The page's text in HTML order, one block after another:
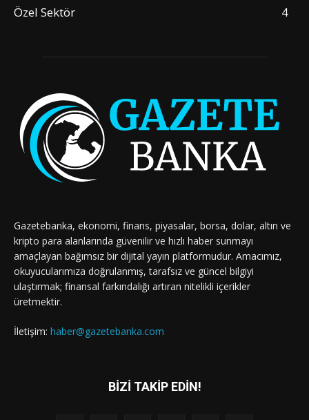
Özel Sektör
4
Gazetebanka, ekonomi, finans, piyasalar, borsa, dolar, altın ve
kripto para alanlarında güvenilir ve hızlı haber sunmayı
amaçlayan bağımsız bir dijital yayın platformudur. Amacımız,
okuyucularımıza doğrulanmış, tarafsız ve güncel bilgiyi
ulaştırmak; finansal farkındalığı artıran nitelikli içerikler
üretmektir.
İletişim: haber@gazetebanka.com
BİZİ TAKİP EDİN!